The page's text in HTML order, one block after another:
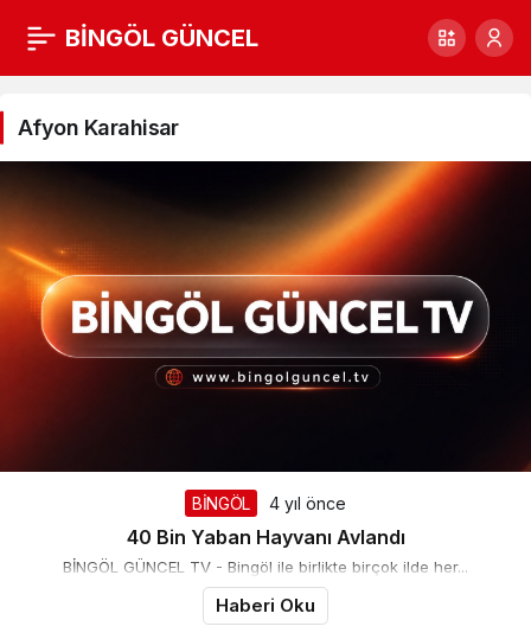
BİNGÖL GÜNCEL
Afyon
Karahisar
Haberleri
Afyon Karahisar
BİNGÖL 4 yıl önce
40 Bin Yaban Hayvanı Avlandı
BİNGÖL GÜNCEL TV - Bingöl ile birlikte birçok ilde her...
Haberi Oku